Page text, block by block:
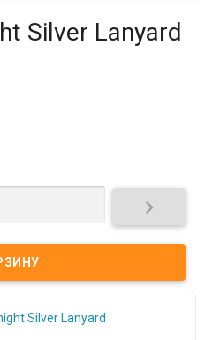
Silver Lanyard
